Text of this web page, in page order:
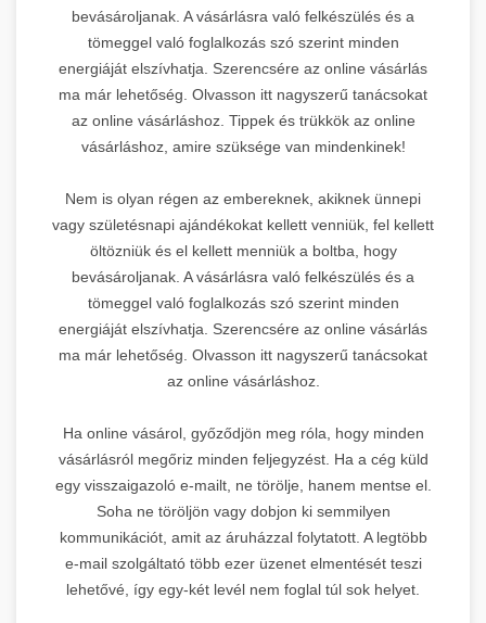
bevásároljanak. A vásárlásra való felkészülés és a
tömeggel való foglalkozás szó szerint minden
energiáját elszívhatja. Szerencsére az online vásárlás
ma már lehetőség. Olvasson itt nagyszerű tanácsokat
az online vásárláshoz. Tippek és trükkök az online
vásárláshoz, amire szüksége van mindenkinek!
Nem is olyan régen az embereknek, akiknek ünnepi
vagy születésnapi ajándékokat kellett venniük, fel kellett
öltözniük és el kellett menniük a boltba, hogy
bevásároljanak. A vásárlásra való felkészülés és a
tömeggel való foglalkozás szó szerint minden
energiáját elszívhatja. Szerencsére az online vásárlás
ma már lehetőség. Olvasson itt nagyszerű tanácsokat
az online vásárláshoz.
Ha online vásárol, győződjön meg róla, hogy minden
vásárlásról megőriz minden feljegyzést. Ha a cég küld
egy visszaigazoló e-mailt, ne törölje, hanem mentse el.
Soha ne töröljön vagy dobjon ki semmilyen
kommunikációt, amit az áruházzal folytatott. A legtöbb
e-mail szolgáltató több ezer üzenet elmentését teszi
lehetővé, így egy-két levél nem foglal túl sok helyet.